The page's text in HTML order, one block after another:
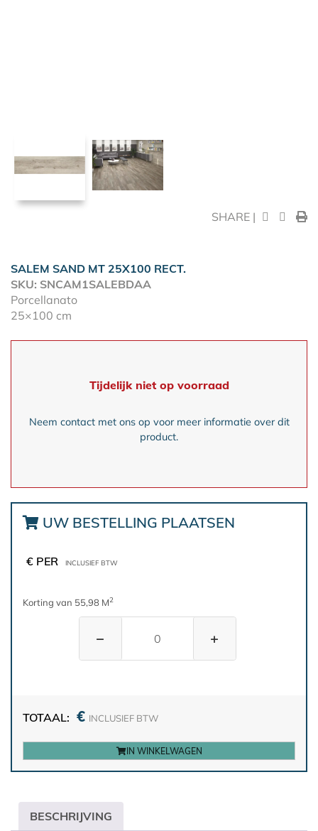
SHARE |
SALEM SAND MT 25X100 RECT.
SKU: SNCAM1SALEBDAA
Porcellanato
25×100 cm
Tijdelijk niet op voorraad
Neem contact met ons op voor meer informatie over dit
product.
UW BESTELLING PLAATSEN
€ PER INCLUSIEF BTW
Korting van 55,98 M2
− +
TOTAAL: € INCLUSIEF BTW
IN WINKELWAGEN
BESCHRIJVING